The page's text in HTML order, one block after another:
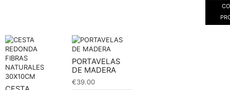
PORTAVELAS
DE MADERA
€39.00